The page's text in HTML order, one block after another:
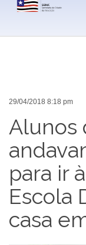
29/04/2018 8:18 pm
Alunos
para ir
Escola
casa